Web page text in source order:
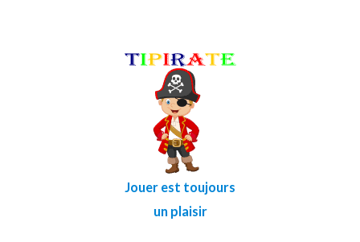
Jouer est toujours
un plaisir